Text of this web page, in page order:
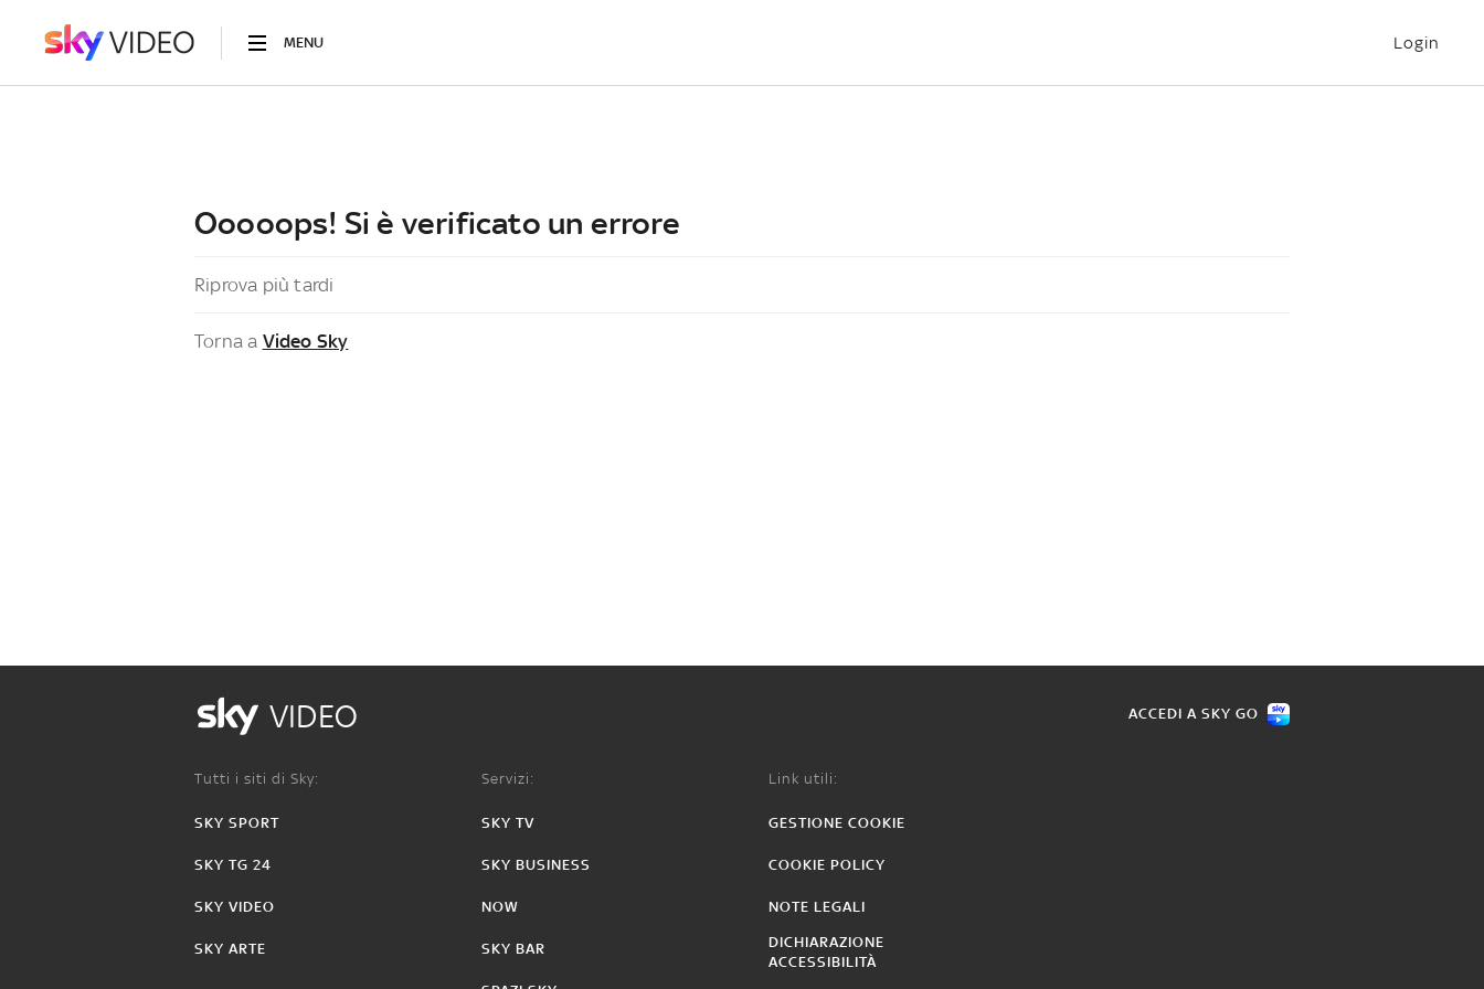
MENU Login
Ooooops! Si è verificato un errore
Riprova più tardi
Torna a Video Sky
VIDEO ACCEDI A SKY GO
Tutti i siti di Sky:
SKY SPORT
SKY TG 24
SKY VIDEO
SKY ARTE
Servizi:
SKY TV
SKY BUSINESS
NOW
SKY BAR
Link utili:
GESTIONE COOKIE
COOKIE POLICY
NOTE LEGALI
DICHIARAZIONE
ACCESSIBILITÀ